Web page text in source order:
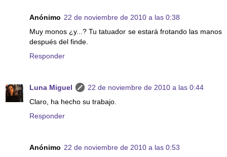
Anónimo 22 de noviembre de 2010 a las 0:38
Muy monos ¿y...? Tu tatuador se estará frotando las manos
después del finde.
Responder
Luna Miguel
22 de noviembre de 2010 a las 0:44
Claro, ha hecho su trabajo.
Responder
Anónimo 22 de noviembre de 2010 a las 0:53